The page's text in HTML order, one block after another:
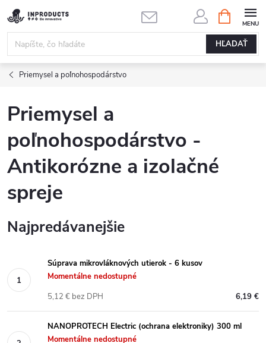
Prejsť
na
obsah
HĽADAŤ
KOŠÍK
Priemysel a poľnohospodárstvo
Priemysel a
poľnohospodárstvo -
Antikorózne a izolačné
spreje
Najpredávanejšie
Súprava mikrovláknových utierok - 6 kusov
Momentálne nedostupné
6,19 €
5,12 € bez DPH
NANOPROTECH Electric (ochrana elektroniky) 300 ml
Momentálne nedostupné